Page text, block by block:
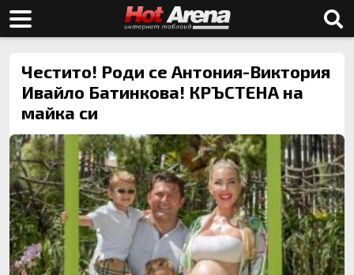
Честито! Роди се Антония-Виктория
Ивайло Батинкова! КРЪСТЕНА на
майка си